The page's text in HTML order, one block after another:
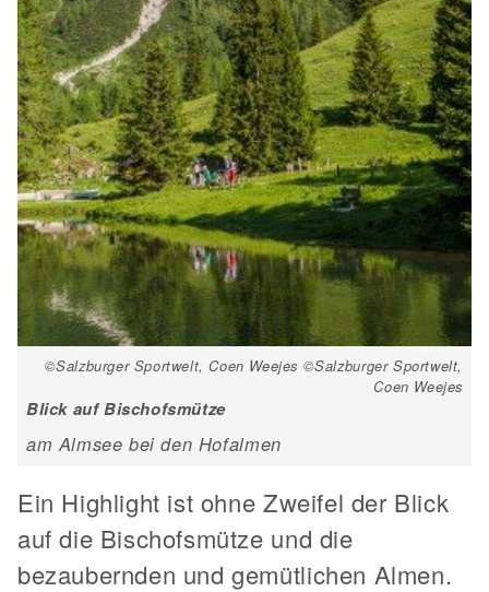
©Salzburger Sportwelt, Coen Weejes ©Salzburger Sportwelt,
Coen Weejes
Blick auf Bischofsmütze
am Almsee bei den Hofalmen
Ein Highlight ist ohne Zweifel der Blick
auf die Bischofsmütze und die
bezaubernden und gemütlichen Almen.